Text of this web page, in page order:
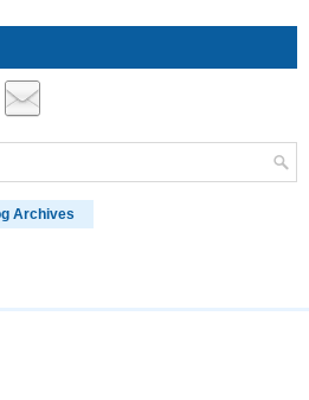
Archives